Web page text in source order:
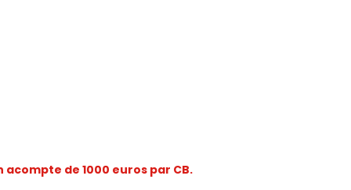
de 1000 euros par CB.